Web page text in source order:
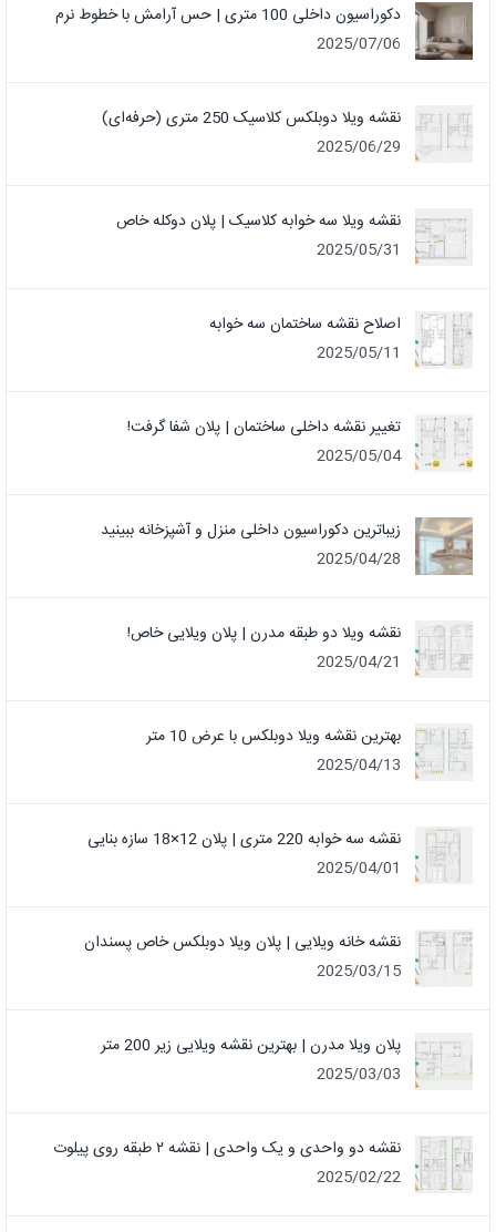
دکوراسیون داخلی 100 متری | حس آرامش با خطوط نرم
2025/07/06
نقشه ویلا دوبلکس کلاسیک 250 متری (حرفه‌ای)
2025/06/29
نقشه ویلا سه خوابه کلاسیک | پلان دوکله خاص
2025/05/31
اصلاح نقشه ساختمان سه خوابه
2025/05/11
تغییر نقشه داخلی ساختمان | پلان شفا گرفت!
2025/05/04
زیباترین دکوراسیون داخلی منزل و آشپزخانه ببینید
2025/04/28
نقشه ویلا دو طبقه مدرن | پلان ویلایی خاص!
2025/04/21
بهترین نقشه ویلا دوبلکس با عرض 10 متر
2025/04/13
نقشه سه خوابه 220 متری | پلان 12×18 سازه بنایی
2025/04/01
نقشه خانه ویلایی | پلان ویلا دوبلکس خاص پسندان
2025/03/15
پلان ویلا مدرن | بهترین نقشه ویلایی زیر 200 متر
2025/03/03
نقشه دو واحدی و یک واحدی | نقشه ۲ طبقه روی پیلوت
2025/02/22